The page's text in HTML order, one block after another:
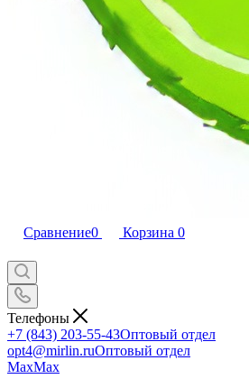
Сравнение0 Корзина 0
Телефоны
+7 (843) 203-55-43Оптовый отдел
opt4@mirlin.ruОптовый отдел
MaxMax